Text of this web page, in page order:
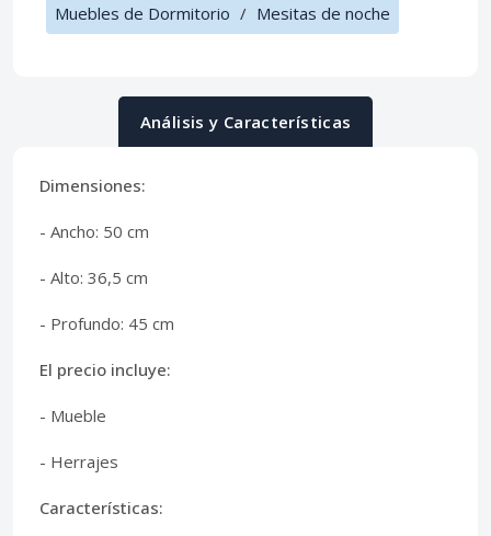
Muebles de Dormitorio / Mesitas de noche
Análisis y Características
Dimensiones:
- Ancho: 50 cm
- Alto: 36,5 cm
- Profundo: 45 cm
El precio incluye:
- Mueble
- Herrajes
Características: